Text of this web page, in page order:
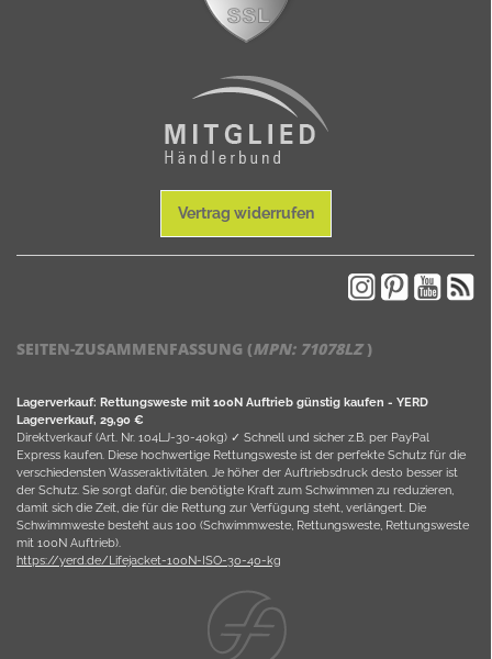
Vertrag widerrufen
SEITEN-ZUSAMMENFASSUNG (MPN: 71078LZ)
Lagerverkauf: Rettungsweste mit 100N Auftrieb günstig kaufen - YERD
Lagerverkauf, 29,90 €
Direktverkauf (Art. Nr. 104LJ-30-40kg) ✓ Schnell und sicher z.B. per PayPal
Express kaufen. Diese hochwertige Rettungsweste ist der perfekte Schutz für die
verschiedensten Wasseraktivitäten. Je höher der Auftriebsdruck desto besser ist
der Schutz. Sie sorgt dafür, die benötigte Kraft zum Schwimmen zu reduzieren,
damit sich die Zeit, die für die Rettung zur Verfügung steht, verlängert. Die
Schwimmweste besteht aus 100 (Schwimmweste, Rettungsweste, Rettungsweste
mit 100N Auftrieb).
https://yerd.de/Lifejacket-100N-ISO-30-40-kg